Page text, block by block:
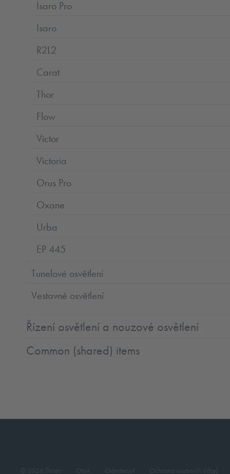
Isaro Pro
Isaro
R2L2
Carat
Thor
Flow
Victor
Victoria
Orus Pro
Oxane
Urba
EP 445
Tunelové osvětlení
Vestavné osvětlení
Řízení osvětlení a nouzové osvětlení
Common (shared) items